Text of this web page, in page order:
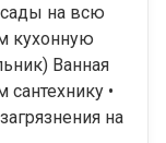
на всю
кухонную
Ванная
•
на